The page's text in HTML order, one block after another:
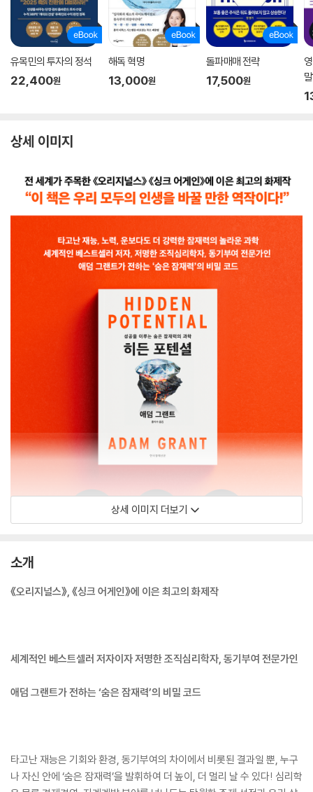
유목민의 투자의 정석
22,400원
해독 혁명
13,000원
돌파매매 전략
17,500원
상세 이미지
상세 이미지 더보기
소개
《오리지널스》, 《싱크 어게인》에 이은 최고의 화제작
세계적인 베스트셀러 저자이자 저명한 조직심리학자, 동기부여 전문가인
애덤 그랜트가 전하는 ‘숨은 잠재력’의 비밀 코드
타고난 재능은 기회와 환경, 동기부여의 차이에서 비롯된 결과일 뿐, 누구
나 자신 안에 ‘숨은 잠재력’을 발휘하여 더 높이, 더 멀리 날 수 있다! 심리학